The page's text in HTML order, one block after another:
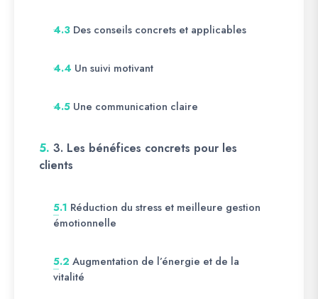
4.3 Des conseils concrets et applicables
4.4 Un suivi motivant
4.5 Une communication claire
5. 3. Les bénéfices concrets pour les
clients
5.1 Réduction du stress et meilleure gestion
émotionnelle
5.2 Augmentation de l’énergie et de la
vitalité